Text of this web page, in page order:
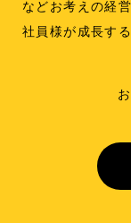
などお考えの経
社員様が成長す